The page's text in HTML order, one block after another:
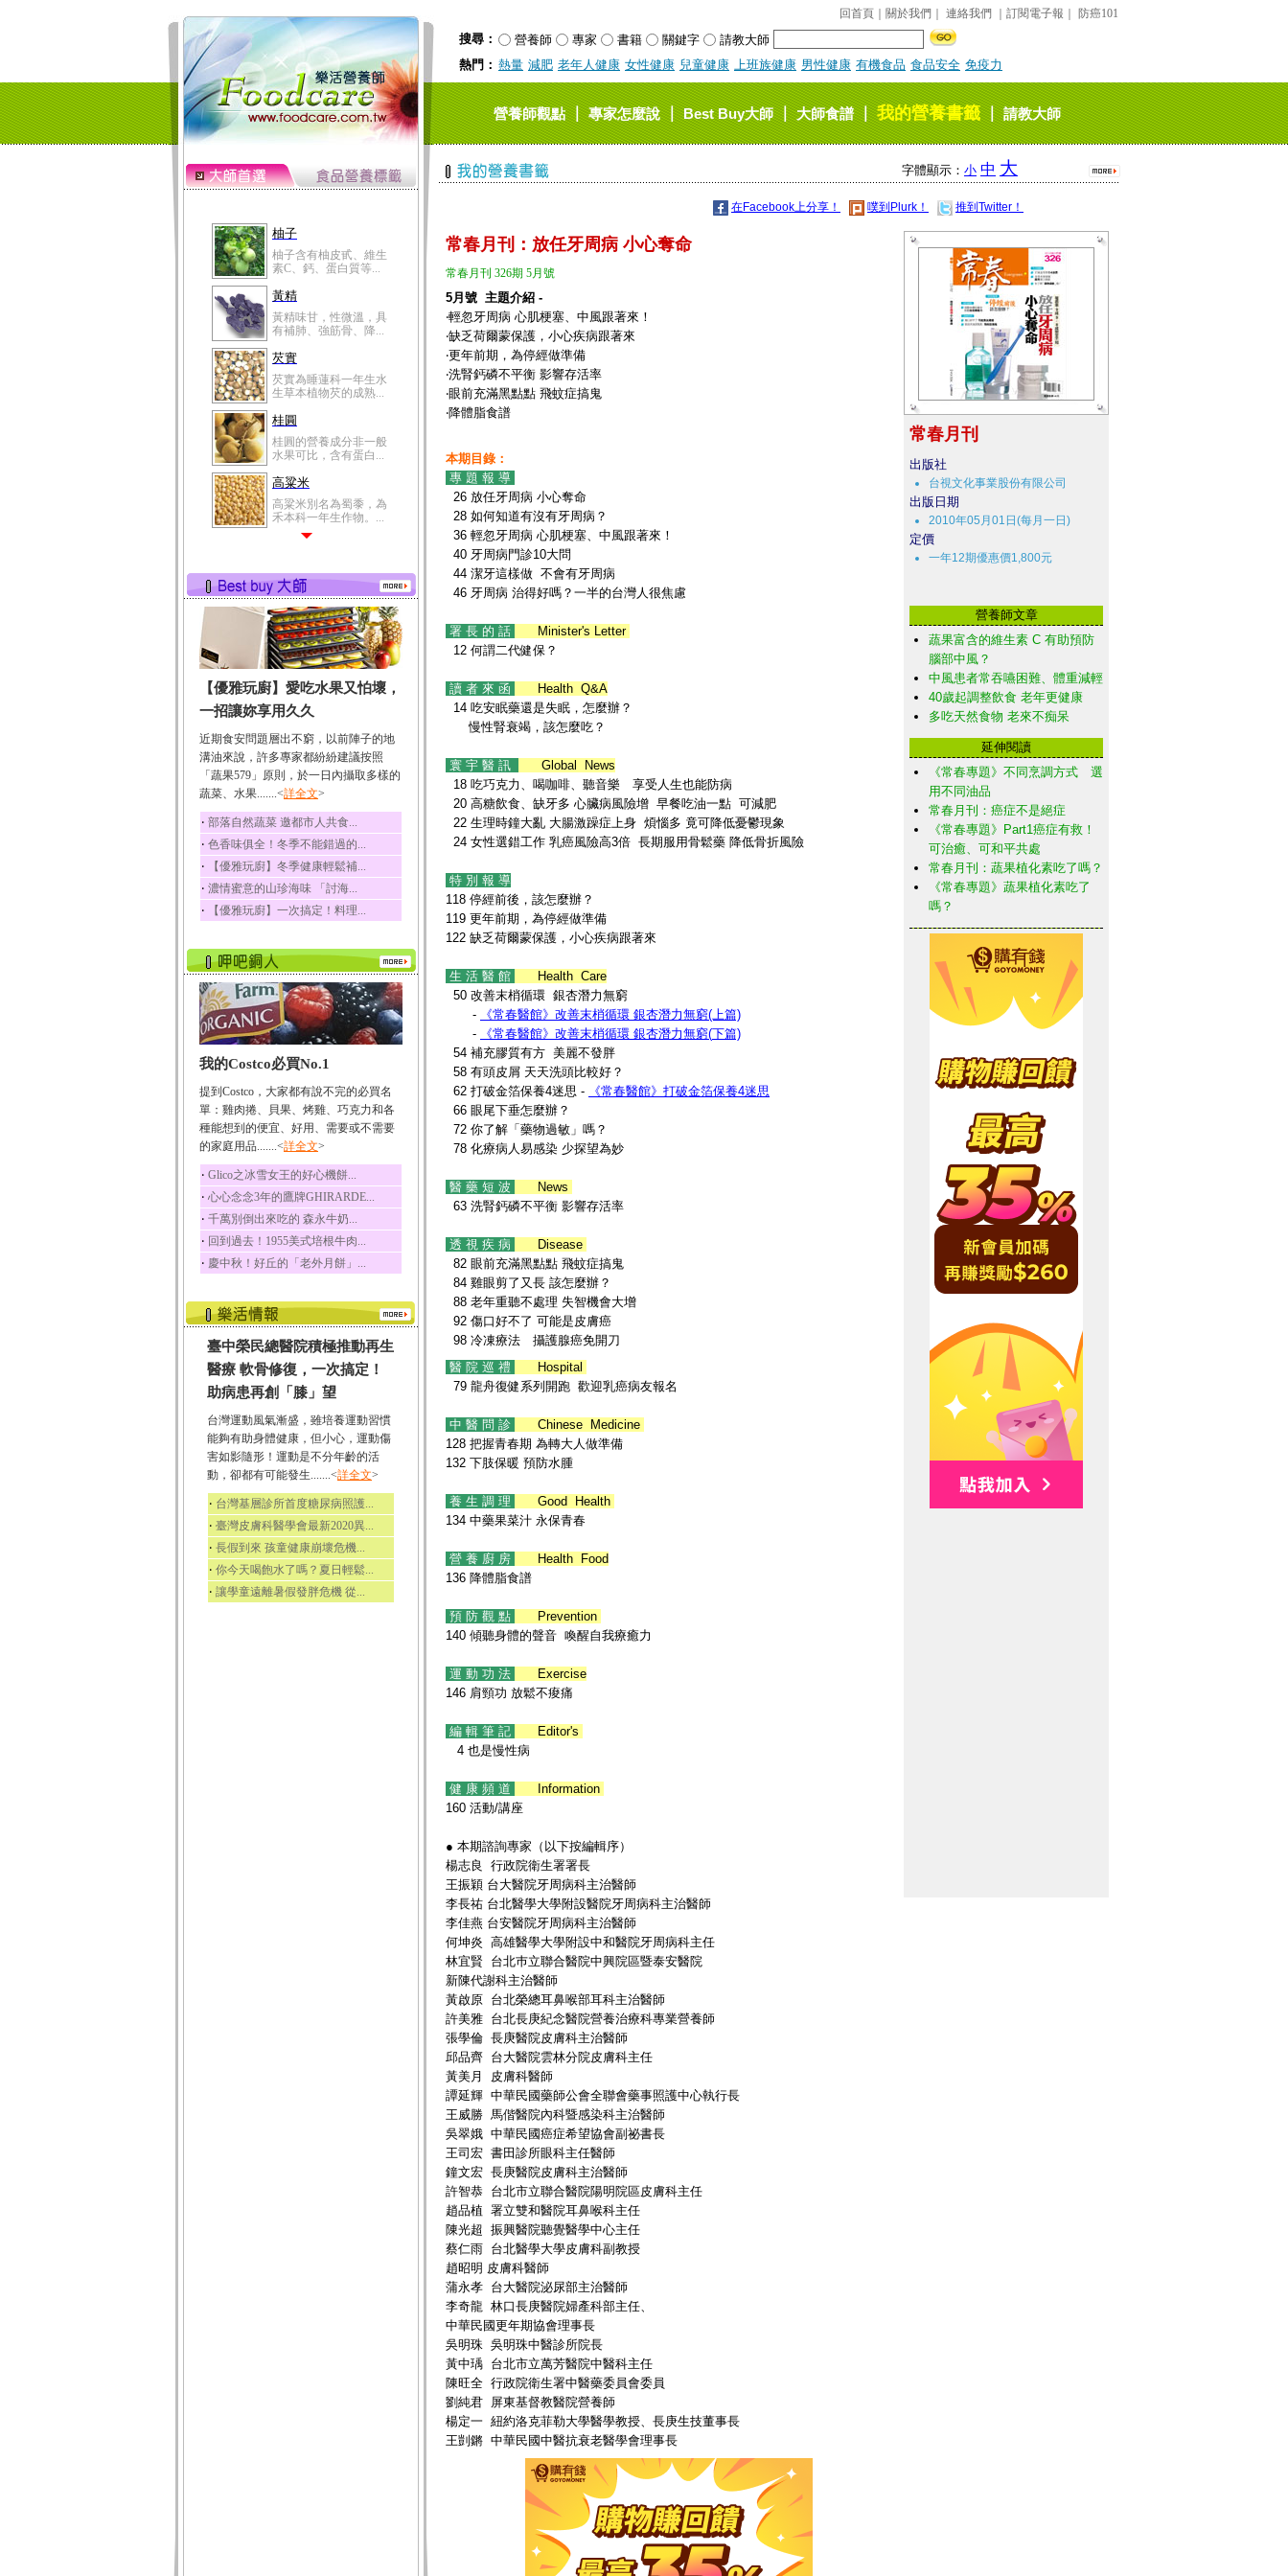
回首頁 關於我們 連絡我們 訂閱電子報 防癌101
搜尋： 營養師 專家 書籍 關鍵字
請教大師
熱門： 熱量 減肥 老年人健康 女性健康 兒童健康 上班族健康 男性健康 有機食品 食品安全 免疫力
營養師觀點｜專家怎麼說｜Best Buy大師｜大師食譜｜我的營養書籤｜請教大師
柚子
柚子含有柚皮甙、維生
素C、鈣、蛋白質等...
黃精
黃精味甘，性微溫，具
有補肺、強筋骨、降...
芡實
芡實為睡蓮科一年生水
生草本植物芡的成熟...
桂圓
桂圓的營養成分非一般
水果可比，含有蛋白...
高粱米
高粱米別名為蜀黍，為
禾本科一年生作物。...
有蛋白質、脂肪、磷...
鮪魚
鮪魚肚肉中的不飽和脂
肪酸內富含EPA和DH...
韭菜
韭菜所含的膳食纖維能
幫助消化與通便；揮...
冬瓜營養價值高，鈉含
量極低是水腫病人的...
豆豉
豆豉裡頭含有營養的蛋
白質、脂肪、鈣、磷...
榛果
榛果裡所含的營養素有
蛋白質、脂肪、醣類...
迷迭香
酸、迷迭香酸、植物...
咖啡
咖啡中的咖啡因會刺激
中樞神經系統，特別...
椰子
椰子含有糖類、脂肪、
蛋白質、維生素及多...
荔枝
荔枝性質溫和所含的營
養素有醣類、檸檬酸...
五味子
五味子性質溫熱所含營
養成分有揮發油、檸...
草魚
草魚含有維生素A、維生
素C、及豐富的蛋白...
【優雅玩廚】愛吃水果又怕壞，
一招讓妳享用久久
近期食安問題層出不窮，以前陣子的地
溝油來說，許多專家都紛紛建議按照
「蔬果579」原則，於一日內攝取多樣的
蔬菜、水果.......<詳全文>
‧ 部落自然蔬菜 邀都市人共食...
‧ 色香味俱全！冬季不能錯過的...
‧ 【優雅玩廚】冬季健康輕鬆補...
‧ 濃情蜜意的山珍海味 「討海...
‧ 【優雅玩廚】一次搞定！料理...
我的Costco必買No.1
提到Costco，大家都有說不完的必買名
單：雞肉捲、貝果、烤雞、巧克力和各
種能想到的便宜、好用、需要或不需要
的家庭用品.......<詳全文>
‧ Glico之冰雪女王的好心機餅...
‧ 心心念念3年的鷹牌GHIRARDE...
‧ 千萬別倒出來吃的 森永牛奶...
‧ 回到過去！1955美式培根牛肉...
‧ 慶中秋！好丘的「老外月餅」...
臺中榮民總醫院積極推動再生
醫療 軟骨修復，一次搞定！
助病患再創「膝」望
台灣運動風氣漸盛，雖培養運動習慣
能夠有助身體健康，但小心，運動傷
害如影隨形！運動是不分年齡的活
動，卻都有可能發生.......<詳全文>
‧ 台灣基層診所首度糖尿病照護...
‧ 臺灣皮膚科醫學會最新2020異...
‧ 長假到來 孩童健康崩壞危機...
‧ 你今天喝飽水了嗎？夏日輕鬆...
‧ 讓學童遠離暑假發胖危機 從...
字體顯示： 小 中 大
在Facebook上分享！ 噗到Plurk！ 推到Twitter！
常春月刊：放任牙周病 小心奪命
常春月刊 326期 5月號
5月號 主題介紹 -
‧輕忽牙周病 心肌梗塞、中風跟著來！
‧缺乏荷爾蒙保護，小心疾病跟著來
‧更年前期，為停經做準備
‧洗腎鈣磷不平衡 影響存活率
‧眼前充滿黑點點 飛蚊症搞鬼
‧降體脂食譜
本期目錄：
專 題 報 導
26 放任牙周病 小心奪命
28 如何知道有沒有牙周病？
36 輕忽牙周病 心肌梗塞、中風跟著來！
40 牙周病門診10大問
44 潔牙這樣做 不會有牙周病
46 牙周病 治得好嗎？一半的台灣人很焦慮
署 長 的 話
Minister's Letter
12 何謂二代健保？
讀 者 來 函
Health Q&A
14 吃安眠藥還是失眠，怎麼辦？
慢性腎衰竭，該怎麼吃？
寰 宇 醫 訊
Global News
18 吃巧克力、喝咖啡、聽音樂 享受人生也能防病
20 高糖飲食、缺牙多 心臟病風險增 早餐吃油一點 可減肥
22 生理時鐘大亂 大腸激躁症上身 煩惱多 竟可降低憂鬱現象
24 女性選錯工作 乳癌風險高3倍 長期服用骨鬆藥 降低骨折風險
特 別 報 導
118 停經前後，該怎麼辦？
119 更年前期，為停經做準備
122 缺乏荷爾蒙保護，小心疾病跟著來
生 活 醫 館
Health Care
50 改善末梢循環 銀杏潛力無窮
-
《常春醫館》改善末梢循環 銀杏潛力無窮(上篇)
-
《常春醫館》改善末梢循環 銀杏潛力無窮(下篇)
54 補充膠質有方 美麗不發胖
58 有頭皮屑 天天洗頭比較好？
62 打破金箔保養4迷思 -
《常春醫館》打破金箔保養4迷思
66 眼尾下垂怎麼辦？
72 你了解「藥物過敏」嗎？
78 化療病人易感染 少探望為妙
醫 藥 短 波
News
63 洗腎鈣磷不平衡 影響存活率
透 視 疾 病
Disease
82 眼前充滿黑點點 飛蚊症搞鬼
84 雞眼剪了又長 該怎麼辦？
88 老年重聽不處理 失智機會大增
92 傷口好不了 可能是皮膚癌
98 冷凍療法 攝護腺癌免開刀
醫 院 巡 禮
Hospital
79 龍舟復健系列開跑 歡迎乳癌病友報名
中 醫 問 診
Chinese Medicine
128 把握青春期 為轉大人做準備
132 下肢保暖 預防水腫
養 生 調 理
Good Health
134 中藥果菜汁 永保青春
營 養 廚 房
Health Food
136 降體脂食譜
預 防 觀 點
Prevention
140 傾聽身體的聲音 喚醒自我療癒力
運 動 功 法
Exercise
146 肩頸功 放鬆不痠痛
編 輯 筆 記
Editor's
4 也是慢性病
健 康 頻 道
Information
160 活動/講座
● 本期諮詢專家（以下按編輯序）
楊志良 行政院衛生署署長
王振穎 台大醫院牙周病科主治醫師
李長祐 台北醫學大學附設醫院牙周病科主治醫師
李佳燕 台安醫院牙周病科主治醫師
何坤炎 高雄醫學大學附設中和醫院牙周病科主任
林宜賢 台北巿立聯合醫院中興院區暨泰安醫院
新陳代謝科主治醫師
黃啟原 台北榮總耳鼻喉部耳科主治醫師
許美雅 台北長庚紀念醫院營養治療科專業營養師
張學倫 長庚醫院皮膚科主治醫師
邱品齊 台大醫院雲林分院皮膚科主任
黃美月 皮膚科醫師
譚延輝 中華民國藥師公會全聯會藥事照護中心執行長
王威勝 馬偕醫院內科暨感染科主治醫師
吳翠娥 中華民國癌症希望協會副祕書長
王司宏 書田診所眼科主任醫師
鐘文宏 長庚醫院皮膚科主治醫師
許智恭 台北市立聯合醫院陽明院區皮膚科主任
趙品植 署立雙和醫院耳鼻喉科主任
陳光超 振興醫院聽覺醫學中心主任
蔡仁雨 台北醫學大學皮膚科副教授
趙昭明 皮膚科醫師
蒲永孝 台大醫院泌尿部主治醫師
李奇龍 林口長庚醫院婦產科部主任、
中華民國更年期協會理事長
吳明珠 吳明珠中醫診所院長
黃中瑀 台北市立萬芳醫院中醫科主任
陳旺全 行政院衛生署中醫藥委員會委員
劉純君 屏東基督教醫院營養師
楊定一 紐約洛克菲勒大學醫學教授、長庚生技董事長
王剴鏘 中華民國中醫抗衰老醫學會理事長
常春月刊
出版社
台視文化事業股份有限公司
出版日期
2010年05月01日(每月一日)
定價
一年12期優惠價1,800元
營養師文章
蔬果富含的維生素 C 有助預防
腦部中風？
中風患者常吞嚥困難、體重減輕
40歲起調整飲食 老年更健康
多吃天然食物 老來不痴呆
延伸閱讀
《常春專題》不同烹調方式 選
用不同油品
常春月刊：癌症不是絕症
《常春專題》Part1癌症有救！
可治癒、可和平共處
常春月刊：蔬果植化素吃了嗎？
《常春專題》蔬果植化素吃了
嗎？